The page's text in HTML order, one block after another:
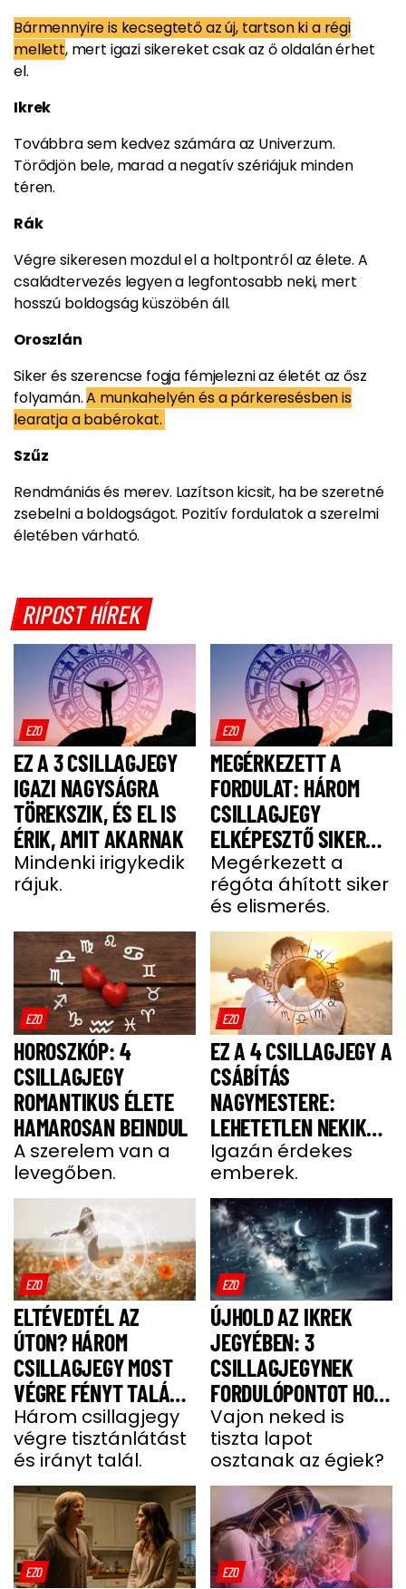
Bármennyire is kecsegtető az új, tartson ki a régi
mellett, mert igazi sikereket csak az ő oldalán érhet
el.
Ikrek
Továbbra sem kedvez számára az Univerzum.
Törődjön bele, marad a negatív szériájuk minden
téren.
Rák
Végre sikeresen mozdul el a holtpontról az élete. A
családtervezés legyen a legfontosabb neki, mert
hosszú boldogság küszöbén áll.
Oroszlán
Siker és szerencse fogja fémjelezni az életét az ősz
folyamán.A munkahelyén és a párkeresésben is
learatja a babérokat.
Szűz
Rendmániás és merev. Lazítson kicsit, ha be szeretné
zsebelni a boldogságot. Pozitív fordulatok a szerelmi
életében várható.
RIPOST HÍREK
EZO
EZ A 3 CSILLAGJEGY
IGAZI NAGYSÁGRA
TÖREKSZIK, ÉS EL IS
ÉRIK, AMIT AKARNAK
Mindenki irigykedik
rájuk.
EZO
MEGÉRKEZETT A
FORDULAT: HÁROM
CSILLAGJEGY
ELKÉPESZTŐ SIKERT
ÉS GAZDAGSÁGOT
ARAT HÉTFŐN
Megérkezett a
régóta áhított siker
és elismerés.
EZO
HOROSZKÓP: 4
CSILLAGJEGY
ROMANTIKUS ÉLETE
HAMAROSAN BEINDUL
A szerelem van a
levegőben.
EZO
EZ A 4 CSILLAGJEGY A
CSÁBÍTÁS
NAGYMESTERE:
LEHETETLEN NEKIK
ELLENÁLLNI
Igazán érdekes
emberek.
EZO
ELTÉVEDTÉL AZ
ÚTON? HÁROM
CSILLAGJEGY MOST
VÉGRE FÉNYT TALÁL A
SÖTÉTSÉGBEN –
KÖZTÜK VAGY?
Három csillagjegy
végre tisztánlátást
és irányt talál.
EZO
ÚJHOLD AZ IKREK
JEGYÉBEN: 3
CSILLAGJEGYNEK
FORDULÓPONTOT HOZ
AZ ÉLETÉBE
Vajon neked is
tiszta lapot
osztanak az égiek?
EZO EZO